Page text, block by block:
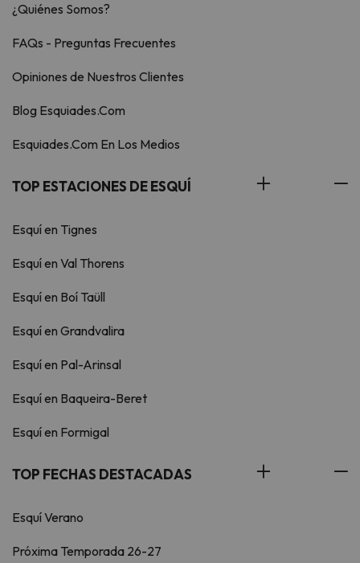
¿Quiénes Somos?
FAQs - Preguntas Frecuentes
Opiniones de Nuestros Clientes
Blog Esquiades.Com
Esquiades.Com En Los Medios
TOP ESTACIONES DE ESQUÍ
Esquí en Tignes
Esquí en Val Thorens
Esquí en Boí Taüll
Esquí en Grandvalira
Esquí en Pal-Arinsal
Esquí en Baqueira-Beret
Esquí en Formigal
TOP FECHAS DESTACADAS
Esquí Verano
Próxima Temporada 26-27